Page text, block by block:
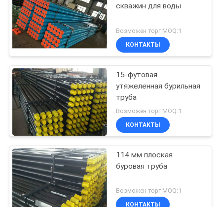
скважин для воды
Возможен торг MOQ:1
КОНТАКТЫ
15-футовая
утяжеленная бурильная
труба
Возможен торг MOQ:1
КОНТАКТЫ
114 мм плоская
буровая труба
Возможен торг MOQ:1
КОНТАКТЫ